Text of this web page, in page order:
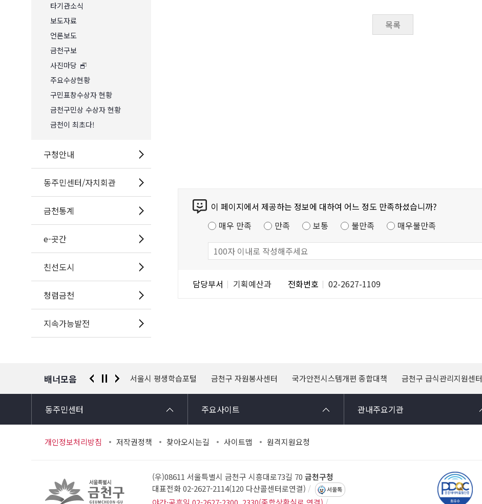
타기관소식
보도자료
언론보도
금천구보
사진마당
주요수상현황
구민표창수상자 현황
금천구민상 수상자 현황
금천이 최초다!
구청안내
동주민센터/자치회관
금천통계
e-곳간
친선도시
청렴금천
지속가능발전
목록
이 페이지에서 제공하는 정보에 대하여 어느 정도 만족하셨습니까?
매우 만족
만족 보통 불만족 매우불만족
담당부서 기획예산과 전화번호 02-2627-1109
배너모음
경찰청 유실물 통합포털 서울시 평생학습포털 금천구 자원봉사센터 국가안전시스템개편 종합대책 금천구 급식관리지원센터
동주민센터 주요사이트 관내주요기관
개인정보처리방침 저작권정책 찾아오시는길 사이트맵 원격지원요청
(우)08611 서울특별시 금천구 시흥대로73길 70 금천구청
대표전화 02-2627-2114(120 다산콜센터로연결) 서울톡